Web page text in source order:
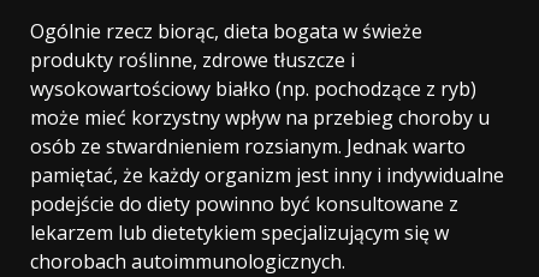
Ogólnie rzecz biorąc, dieta bogata w świeże
produkty roślinne, zdrowe tłuszcze i
wysokowartościowy białko (np. pochodzące z ryb)
może mieć korzystny wpływ na przebieg choroby u
osób ze stwardnieniem rozsianym. Jednak warto
pamiętać, że każdy organizm jest inny i indywidualne
podejście do diety powinno być konsultowane z
lekarzem lub dietetykiem specjalizującym się w
chorobach autoimmunologicznych.